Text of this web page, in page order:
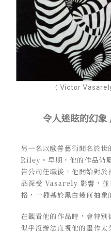
（ Victor
令人迷眩的幻
另一名以歐普藝術聞名於
Riley。早期，他的作品仍
告公司任職後，他開始對
品深受 Vasarely 影響，並
格，一種基於黑白幾何抽象
在觀看他的作品時，會特
似乎沒辦法直視他的畫作